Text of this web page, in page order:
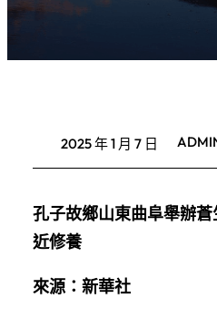
2025 年 1 月 7 日
孔子故鄉山東曲阜舉辦
近修養
來源：新華社